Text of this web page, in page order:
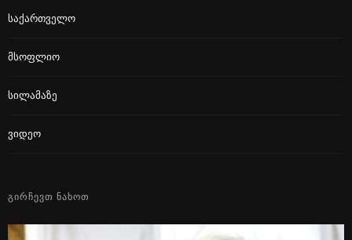
Საქართველო
Მსოფლიო
Სილამაზე
Ვიდეო
ᲒᲘᲠᲩᲔᲕᲗ ᲜᲐᲮᲝᲗ